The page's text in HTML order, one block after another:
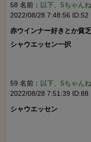
58 名前： 以下、5ちゃん
2022/08/28 7:48:56 ID:52
赤ウインナー好きとか貧
シャウエッセン一択
59 名前： 以下、5ちゃん
2022/08/28 7:51:39 ID:88
シャウエッセン